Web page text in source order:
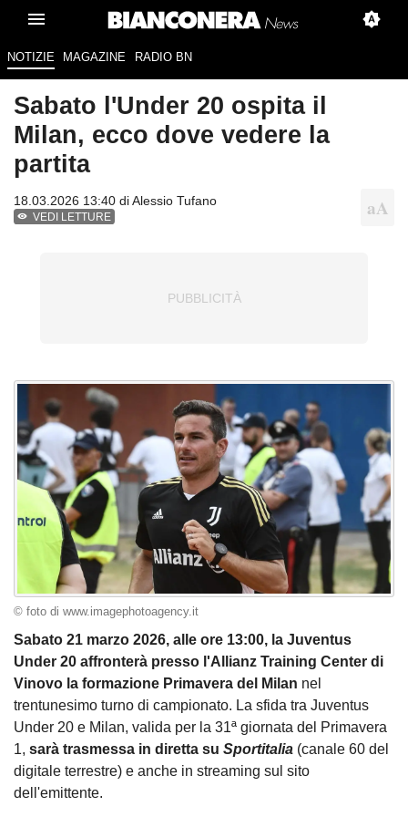
NOTIZIE MAGAZINE RADIO BN
Sabato l'Under 20 ospita il
Milan, ecco dove vedere la
partita
18.03.2026 13:40 diAlessio Tufano
VEDI LETTURE
© foto di www.imagephotoagency.it
Sabato 21 marzo 2026, alle ore 13:00, la Juventus
Under 20 affronterà presso l'Allianz Training Center di
Vinovo la formazione Primavera del Milan nel
trentunesimo turno di campionato. La sfida tra Juventus
Under 20 e Milan, valida per la 31ª giornata del Primavera
1, sarà trasmessa in diretta su Sportitalia (canale 60 del
digitale terrestre) e anche in streaming sul sito
dell'emittente.